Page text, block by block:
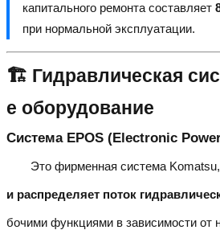
капитального ремонта составляет
при нормальной эксплуатации.
🏗️ Гидравлическая
е оборудование
Система EPOS (Electronic
Это фирменная система Komatsu,
и распределяет поток
бочими функциями в зависимости от